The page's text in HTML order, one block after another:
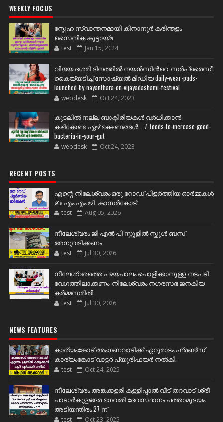
WEEKLY FOCUS
സ്നേഹ സ്വാന്തനമായി കിനാനൂർ കരിന്തളം
സൈനിക കൂട്ടായ്മ
test Jan 15, 2024
വിജയ ദശമി ദിനത്തില്‍ നയന്‍സിന്‍റെ 'സര്‍പ്രൈസ്';
കൈയ്യടിച്ച് സോഷ്യല്‍ മീഡിയ daily-wear-pads-
launched-by-nayanthara-on-vijayadashami-festival
webdesk Oct 24, 2023
കുടലിൽ നല്ല ബാക്ടീരിയകൾ വര്‍ധിക്കാന്‍
കഴിക്കേണ്ട ഏഴ് ഭക്ഷണങ്ങള്‍... 7-foods-to-increase-good-
bacteria-in-your-gut
webdesk Oct 24, 2023
RECENT POSTS
എന്റെ നീലേശ്വരം:ഒരു റോഡ് പിളർത്തിയ ഓർമ്മകൾ
✍️ എം.എം.ജി. കാസർകോട്
test Aug 05, 2026
നീലേശ്വരം ജി എൽ പി സ്കൂളിൽ സ്കൂൾ ബസ്
അനുവദിക്കണം
test Jul 30, 2026
നീലേശ്വരത്തെ പഴയപാലം പൊളിക്കാനുള്ള നടപടി
വേഗത്തിലാക്കണം :നീലേശ്വരം നഗരസഭ ജനകീയ
കർമ്മസമിതി
test Jul 30, 2026
NEWS FEATURES
കാര്യംങ്കോട് അംഗണവാടിക്ക് ഏറുമാടം ഫ്രണ്ട്സ്
കാര്യംങ്കോട് വാട്ടർ പ്യൂരിഫയർ നൽകി.
test Oct 24, 2025
നീലേശ്വരം അങ്കക്കളരി കള്ളിപ്പാൽ വീട് തറവാട് ശ്രീ
പാടാർകുളങ്ങര ഭഗവതി ദേവസ്ഥാനം പത്താമുദയം
അടിയന്തിരം 27 ന്
test Oct 23, 2025